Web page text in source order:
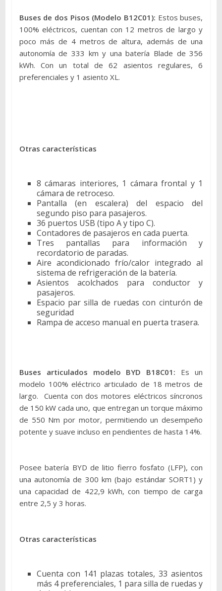
Buses de dos Pisos (Modelo B12C01): Estos buses,
100% eléctricos, cuentan con 12 metros de largo y
poco más de 4 metros de altura, además de una
autonomía de 333 km y una batería Blade de 356
kWh. Con un total de 62 asientos regulares, 6
preferenciales y 1 asiento XL.
Otras características
8 cámaras interiores, 1 cámara frontal y 1
cámara de retroceso.
Pantalla (en escalera) del espacio del
segundo piso para pasajeros.
36 puertos USB (tipo A y tipo C).
Contadores de pasajeros en cada puerta.
Tres pantallas para información y
recordatorio de paradas.
Aire acondicionado frío/calor integrado al
sistema de refrigeración de la batería.
Asientos acolchados para conductor y
pasajeros.
Espacio par silla de ruedas con cinturón de
seguridad
Rampa de acceso manual en puerta trasera.
Buses articulados modelo BYD B18C01: Es un
modelo 100% eléctrico articulado de 18 metros de
largo. Cuenta con dos motores eléctricos síncronos
de 150 kW cada uno, que entregan un torque máximo
de 550 Nm por motor, permitiendo un desempeño
potente y suave incluso en pendientes de hasta 14%.
Posee batería BYD de litio fierro fosfato (LFP), con
una autonomía de 300 km (bajo estándar SORT1) y
una capacidad de 422,9 kWh, con tiempo de carga
entre 2,5 y 3 horas.
Otras características
Cuenta con 141 plazas totales, 33 asientos
más 4 preferenciales, 1 para silla de ruedas y